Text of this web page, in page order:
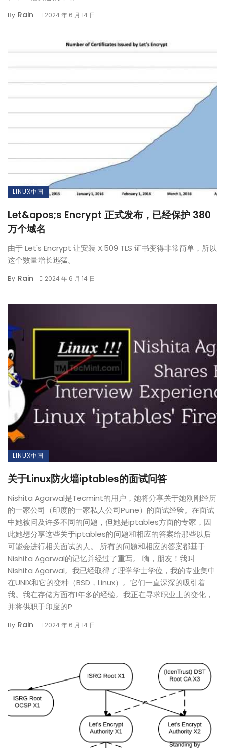
By Rain 2024 年 6 月 14 日
LINUX中国
Let&apos;s Encrypt 正式发布，已经保护 380
万个域名
由于 Let's Encrypt 让安装 X.509 TLS 证书变得非常简单，所以
这个数量增长迅猛。
By Rain 2024 年 6 月 14 日
LINUX中国
关于Linux防火墙iptables的面试问答
Nishita Agarwal是Tecmint的用户，她将分享关于她刚刚经历
的一家公司（印度的一家私人公司Pune）的面试经验。在面试
中她被问及许多不同的问题，但她是iptables方面的专家，因
此她想分享这些关于iptables的问题和相应的答案给那些以后
可能会进行相关面试的人。 所有的问题和相应的答案都基于
Nishita Agarwal的记忆并经过了重写。 嗨，朋友！我叫
Nishita Agarwal。我已经取得了理学学士学位，我的专业集中
在UNIX和它的变种（BSD，Linux）。它们一直深深的吸引着
我。我在存储方面有1年多的经验。我正在寻求职业上的变化，
并将供职于印度的P
By Rain 2024 年 6 月 14 日